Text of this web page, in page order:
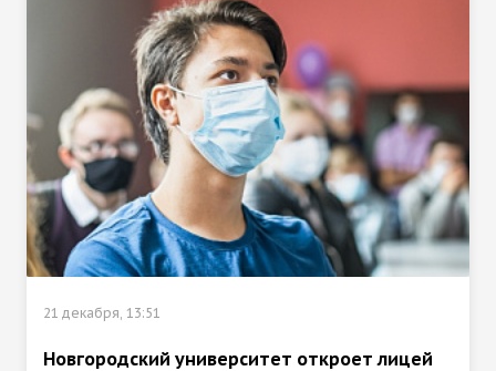
21 декабря, 13:51
Новгородский университет откроет лицей